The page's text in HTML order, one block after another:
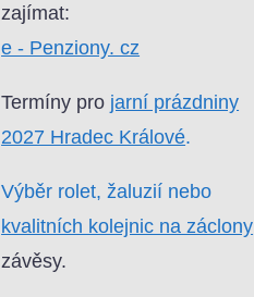
zajímat:
e - Penziony. cz
Termíny pro jarní prázdniny
2027 Hradec Králové.
Výběr rolet, žaluzií nebo
kvalitních kolejnic na záclony
závěsy.